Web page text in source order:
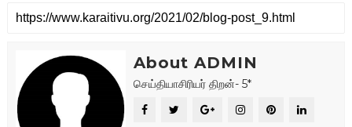
About ADMIN
செய்தியாசிரியர் திறன்- 5*